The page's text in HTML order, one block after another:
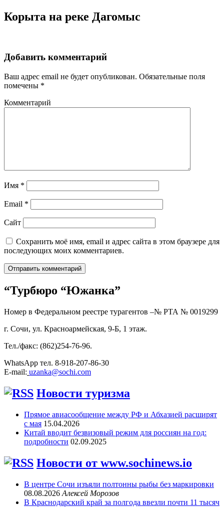
Корыта на реке Дагомыс
Добавить комментарий
Ваш адрес email не будет опубликован. Обязательные поля
помечены *
Комментарий
Имя *
Email *
Сайт
Сохранить моё имя, email и адрес сайта в этом браузере для
последующих моих комментариев.
“Турбюро “Южанка”
Номер в Федеральном реестре турагентов –№ РТА № 0019299
г. Сочи, ул. Красноармейская, 9-Б, 1 этаж.
Тел./факс: (862)254-76-96.
WhatsApp тел. 8-918-207-86-30
E-mail: uzanka@sochi.com
Новости туризма
Прямое авиасообщение между РФ и Абхазией расширят
с мая 15.04.2026
Китай вводит безвизовый режим для россиян на год:
подробности 02.09.2025
Новости от www.sochinews.io
В центре Сочи изъяли полтонны рыбы без маркировки
08.08.2026 Алексей Морозов
В Краснодарский край за полгода ввезли почти 11 тысяч